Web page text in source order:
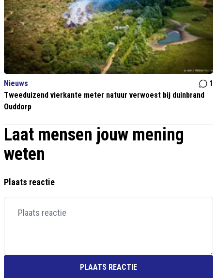
Nieuws
1
Tweeduizend vierkante meter natuur verwoest bij duinbrand
Ouddorp
Laat mensen jouw mening
weten
Plaats reactie
PLAATS REACTIE